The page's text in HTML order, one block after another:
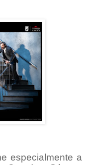
especialmente a